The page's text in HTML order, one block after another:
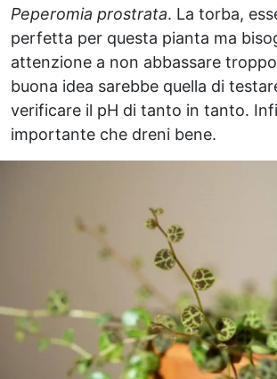
Peperomia prostrata. La torba,
perfetta per questa pianta ma
attenzione a non abbassare
buona idea sarebbe quella di
verificare il pH di tanto in tanto.
importante che dreni bene.